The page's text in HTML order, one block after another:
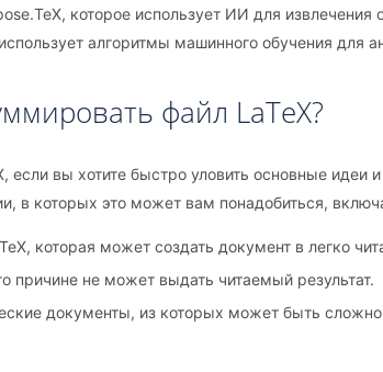
которое использует ИИ для
алгоритмы машинного обучения для
файл LaTeX?
если вы хотите быстро уловить основные
в которых это может вам понадобиться,
которая может создать документ в легко
причине не может выдать читаемый результат.
документы, из которых может быть